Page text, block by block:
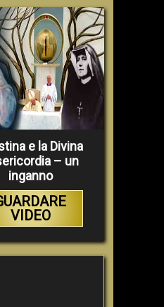
e la Divina
– un
inganno
VIDEO